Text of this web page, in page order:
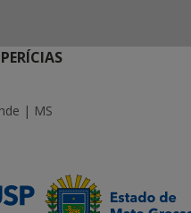
| MS